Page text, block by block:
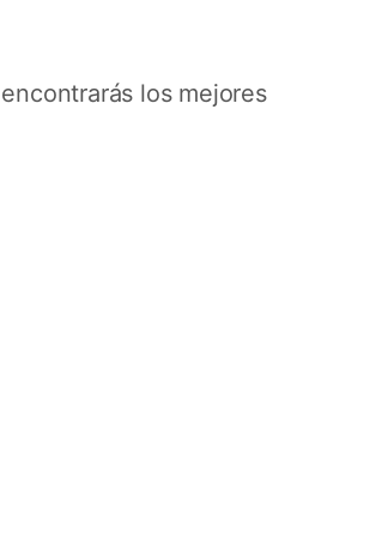
los mejores